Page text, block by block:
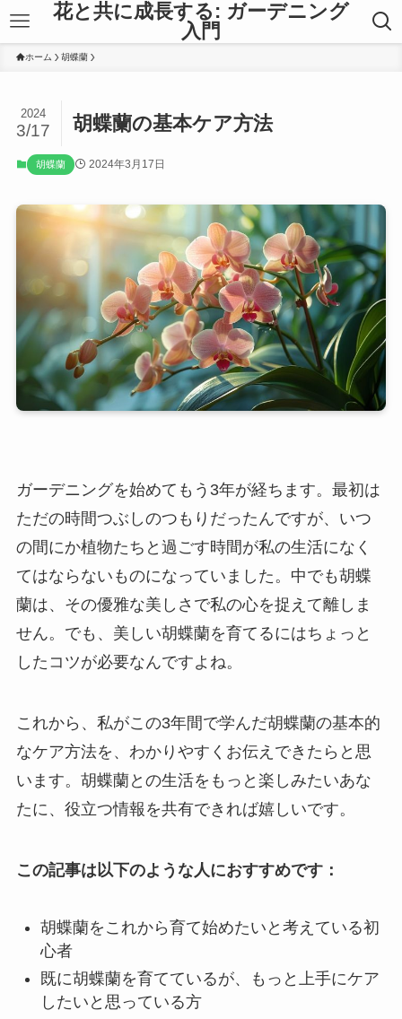
花と共に成長する: ガーデニング
入門
ホーム 胡蝶蘭
胡蝶蘭の基本ケア方法
2024
3/17
胡蝶蘭 2024年3月17日
ガーデニングを始めてもう3年が経ちます。最初は
ただの時間つぶしのつもりだったんですが、いつ
の間にか植物たちと過ごす時間が私の生活になく
てはならないものになっていました。中でも胡蝶
蘭は、その優雅な美しさで私の心を捉えて離しま
せん。でも、美しい胡蝶蘭を育てるにはちょっと
したコツが必要なんですよね。
これから、私がこの3年間で学んだ胡蝶蘭の基本的
なケア方法を、わかりやすくお伝えできたらと思
います。胡蝶蘭との生活をもっと楽しみたいあな
たに、役立つ情報を共有できれば嬉しいです。
この記事は以下のような人におすすめです：
胡蝶蘭をこれから育て始めたいと考えている初
心者
既に胡蝶蘭を育てているが、もっと上手にケア
したいと思っている方